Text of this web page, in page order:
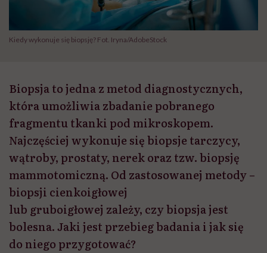
Kiedy wykonuje się biopsję? Fot. Iryna/AdobeStock
Biopsja to jedna z metod diagnostycznych,
która umożliwia zbadanie pobranego
fragmentu tkanki pod mikroskopem.
Najczęściej wykonuje się biopsje tarczycy,
wątroby, prostaty, nerek oraz tzw. biopsję
mammotomiczną. Od zastosowanej metody –
biopsji cienkoigłowej
lub gruboigłowej zależy, czy biopsja jest
bolesna. Jaki jest przebieg badania i jak się
do niego przygotować?